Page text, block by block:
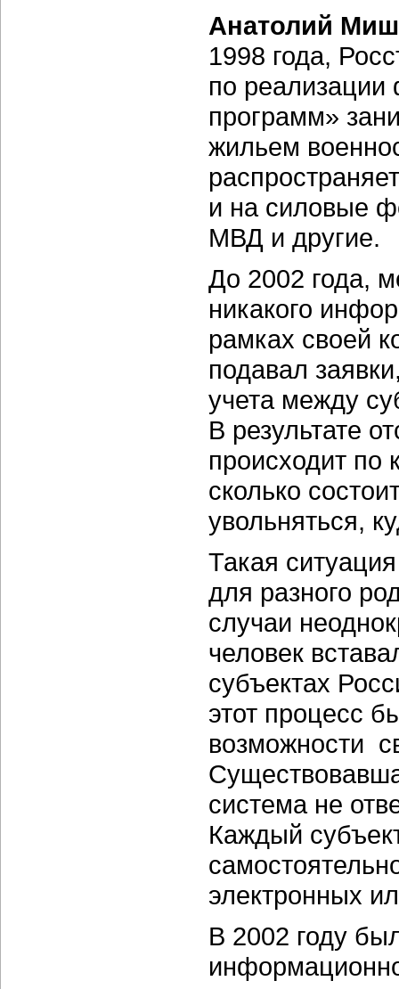
Анатолий
1998 года,
по
программ»
жильем
и на силовые
МВД и другие.
До 2002 года,
никакого
рамках своей
подавал
учета между
В результате
происходит по
сколько
увольняться,
Такая
для разного
случаи
человек
субъектах
этот процесс
возможности
система не
Каждый
электронных
В 2002 году